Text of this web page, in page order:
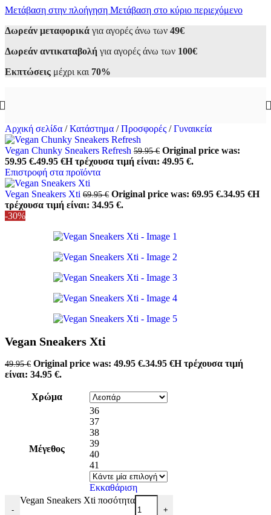
Μετάβαση στην πλοήγηση Μετάβαση στο κύριο περιεχόμενο
Δωρεάν μεταφορικά για αγορές άνω των 49€
Δωρεάν αντικαταβολή για αγορές άνω των 100€
Εκπτώσεις μέχρι και 70%
Αρχική σελίδα / Κατάστημα / Προσφορές / Γυναικεία
Vegan Chunky Sneakers Refresh 59.95€ Original price was:
59.95 €.49.95 €Η τρέχουσα τιμή είναι: 49.95 €.
Επιστροφή στα προϊόντα
Vegan Sneakers Xti 69.95€ Original price was: 69.95 €.34.95 €Η
τρέχουσα τιμή είναι: 34.95 €.
-30%
Vegan Sneakers Xti
49.95€ Original price was: 49.95 €.34.95 €Η τρέχουσα τιμή
είναι: 34.95 €.
Χρώμα
Μέγεθος
36
37
38
39
40
41
Εκκαθάριση
-
Vegan Sneakers Xti ποσότητα
+